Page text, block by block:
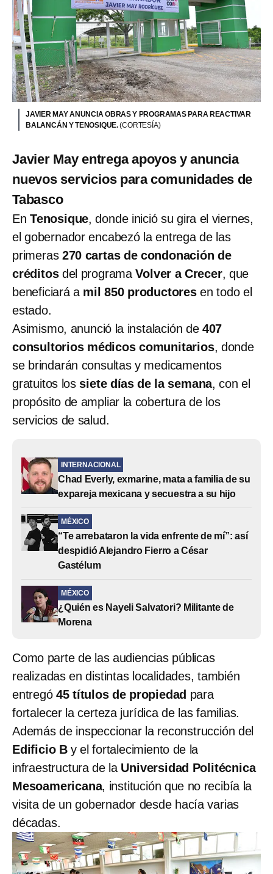
JAVIER MAY ANUNCIA OBRAS Y PROGRAMAS PARA REACTIVAR
BALANCÁN Y TENOSIQUE.(CORTESÍA)
Javier May entrega apoyos y anuncia
nuevos servicios para comunidades de
Tabasco
En Tenosique, donde inició su gira el viernes,
el gobernador encabezó la entrega de las
primeras 270 cartas de condonación de
créditosdel programaVolver a Crecer, que
beneficiará a mil 850 productoresen todo el
estado.
Asimismo, anunció la instalación de 407
consultorios médicos comunitarios, donde
se brindarán consultas y medicamentos
gratuitos los siete días de la semana, con el
propósito de ampliar la cobertura de los
servicios de salud.
INTERNACIONAL
Chad Everly, exmarine, mata a familia de su
expareja mexicana y secuestra a su hijo
MÉXICO
“Te arrebataron la vida enfrente de mí”: así
despidió Alejandro Fierro a César
Gastélum
MÉXICO
¿Quién es Nayeli Salvatori? Militante de
Morena
Como parte de las audiencias públicas
realizadas en distintas localidades, también
entregó 45 títulos de propiedad para
fortalecer la certeza jurídica de las familias.
Además de inspeccionar la reconstrucción del
Edificio By el fortalecimiento de la
infraestructura de la Universidad Politécnica
Mesoamericana, institución que no recibía la
visita de un gobernador desde hacía varias
décadas.